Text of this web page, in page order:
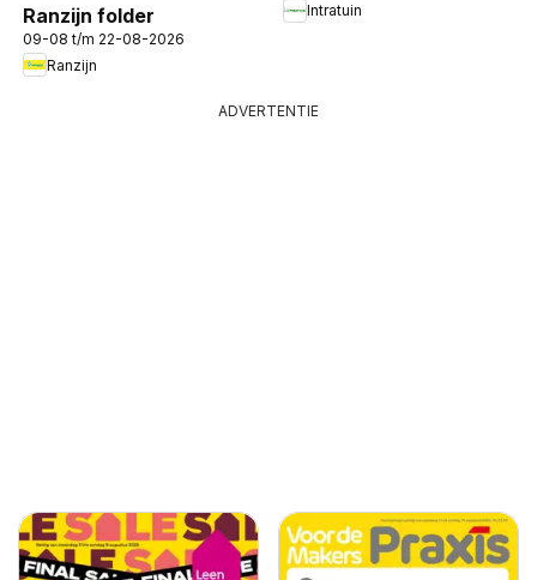
Ranzijn folder
09-08 t/m 22-08-2026
Ranzijn
Intratuin
ADVERTENTIE